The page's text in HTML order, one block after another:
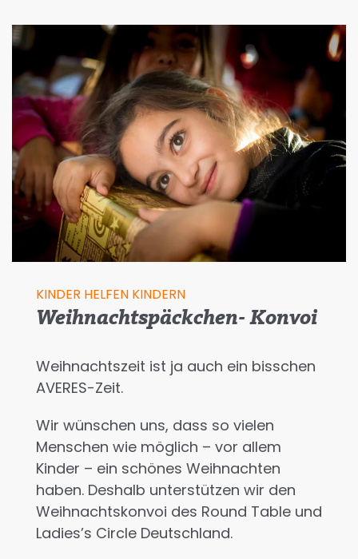
KINDER HELFEN KINDERN
Weihnachtspäckchen- Konvoi
Weihnachtszeit ist ja auch ein bisschen
AVERES-Zeit.
Wir wünschen uns, dass so vielen
Menschen wie möglich – vor allem
Kinder – ein schönes Weihnachten
haben. Deshalb unterstützen wir den
Weihnachtskonvoi des Round Table und
Ladies’s Circle Deutschland.